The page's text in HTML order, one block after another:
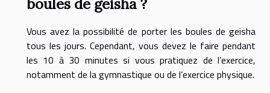
boules de geisha ?
Vous avez la possibilité de porter les boules de geisha
tous les jours. Cependant, vous devez le faire pendant
les 10 à 30 minutes si vous pratiquez de l’exercice,
notamment de la gymnastique ou de l’exercice physique.